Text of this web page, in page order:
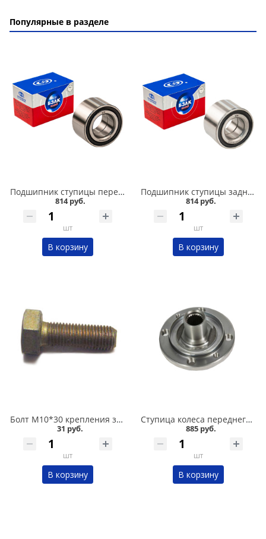
Популярные в разделе
Подшипник ступицы передний 2108-015, БЗАК в Кургане
814 руб.
шт
В корзину
Подшипник ступицы задний 2108-015,11180, БЗАК в Кургане
814 руб.
шт
В корзину
Болт М10*30 крепления задней ступицы 2108 в Кургане
31 руб.
шт
В корзину
Ступица колеса переднего 2108, 2110, 2115 в Кургане
885 руб.
шт
В корзину